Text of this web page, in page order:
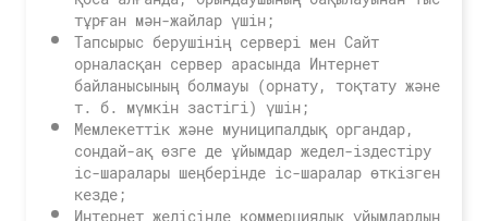
тұрған мән-жайлар үшін;
Тапсырыс берушінің сервері мен Сайт
орналасқан сервер арасында Интернет
байланысының болмауы (орнату, тоқтату және
т. б. мүмкін застігі) үшін;
Мемлекеттік және муниципалдық органдар,
сондай-ақ өзге де ұйымдар жедел-іздестіру
іс-шаралары шеңберінде іс-шаралар өткізген
кезде;
Интернет желісінде коммерциялық ұйымдардың